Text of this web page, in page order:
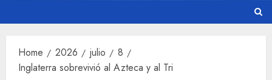
Home 2026 julio
8
Inglaterra sobrevivió al Azteca y al Tri